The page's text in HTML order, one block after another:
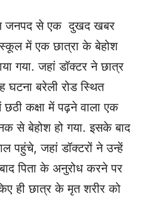
जनपद से एक दुखद खबर
में एक छात्रा के बेहोश
गया. जहां डॉक्टर ने छात्र
घटना बरेली रोड स्थित
छठी कक्षा में पढ़ने वाला एक
से बेहोश हो गया. इसके बाद
पहुंचे, जहां डॉक्टरों ने उन्हें
पिता के अनुरोध करने पर
ही छात्र के मृत शरीर को